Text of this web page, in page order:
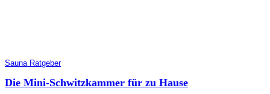
Sauna Ratgeber
Die Mini-Schwitzkammer für zu Hause